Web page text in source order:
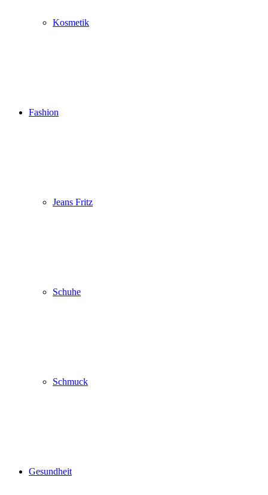
Kosmetik
Fashion
Jeans Fritz
Schuhe
Schmuck
Gesundheit